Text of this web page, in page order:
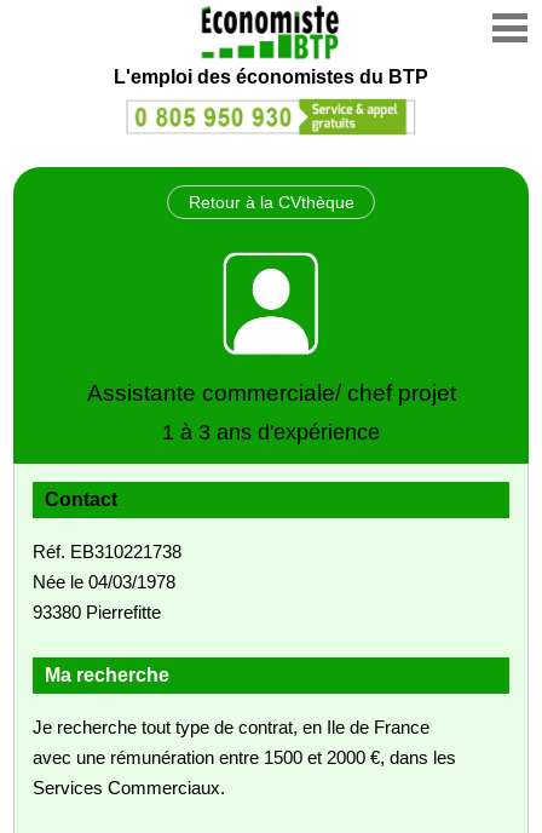
L'emploi des économistes du BTP
Retour à la CVthèque
Assistante commerciale/ chef projet
1 à 3 ans d'expérience
Contact
Réf. EB310221738
Née le 04/03/1978
93380 Pierrefitte
Ma recherche
Je recherche tout type de contrat, en Ile de France
avec une rémunération entre 1500 et 2000 €, dans les
Services Commerciaux.